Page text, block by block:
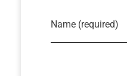
Name (required)